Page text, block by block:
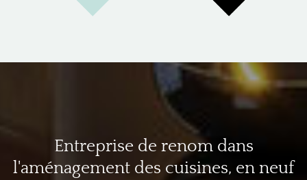
Entreprise de renom dans
l'aménagement des cuisines, en neuf